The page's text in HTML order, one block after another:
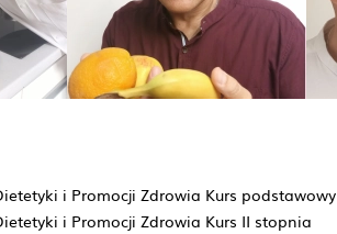
i Promocji Zdrowia Kurs podstawowy
i Promocji Zdrowia Kurs II stopnia